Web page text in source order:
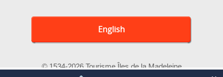
English
© 1534-2026 Tourisme Îles de la Madeleine